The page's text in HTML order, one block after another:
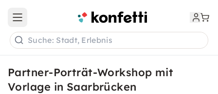
Open main menu
Suche: Stadt, Erlebnis
Partner-Porträt-Workshop mit
Vorlage in Saarbrücken